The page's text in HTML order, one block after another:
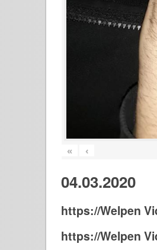
« ‹
04.03.2020
https://Welpen
https://Welpen